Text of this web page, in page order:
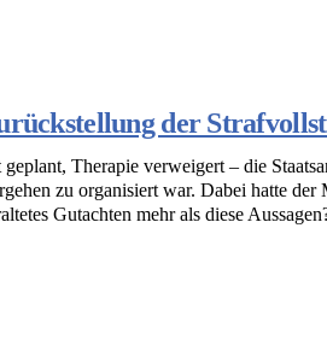
der
geplant, Therapie verweigert – die
zu organisiert war. Dabei hatte
Gutachten mehr als diese